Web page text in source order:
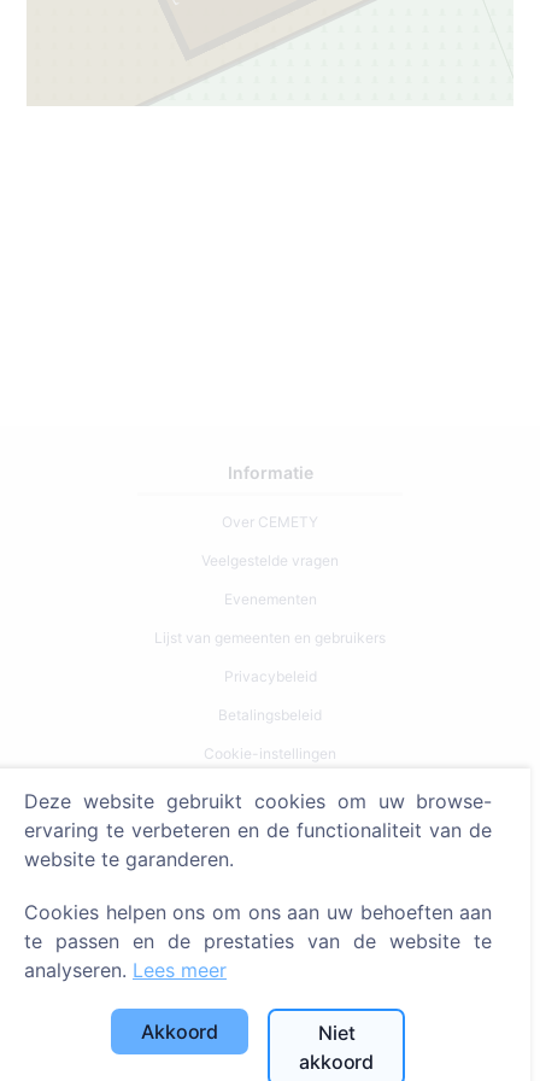
Informatie
Over CEMETY
Veelgestelde vragen
Evenementen
Lijst van gemeenten en gebruikers
Privacybeleid
Betalingsbeleid
Cookie-instellingen
Zoeken
Zoeken naar overledenen
Diensten
Contacten
SIA "CEMETY", LV40103618951
Deze website gebruikt cookies om uw browse-
ervaring te verbeteren en de functionaliteit van de
website te garanderen.
Cookies helpen ons om ons aan uw behoeften aan
te passen en de prestaties van de website te
analyseren. Lees meer
Akkoord
Niet
akkoord